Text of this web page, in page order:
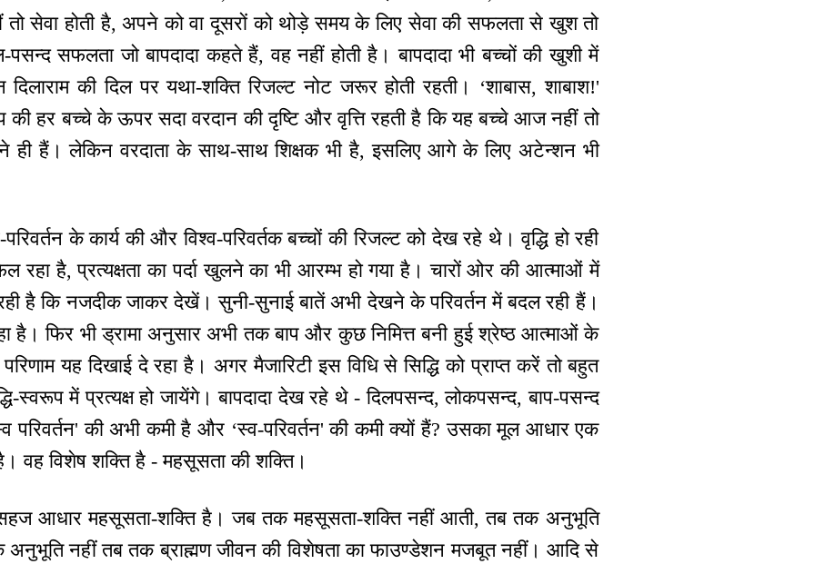
तो सेवा होती है, अपने को वा दूसरों को थोड़े समय के लिए सेवा की सफलता से खुश तो
सफलता जो बापदादा कहते हैं, वह नहीं होती है। बापदादा भी बच्चों की खुशी में
की दिल पर यथा-शक्ति रिजल्ट नोट जरूर होती रहती। ‘शाबास, शाबाश!'
की हर बच्चे के ऊपर सदा वरदान की दृष्टि और वृत्ति रहती है कि यह बच्चे आज नहीं तो
ही हैं। लेकिन वरदाता के साथ-साथ शिक्षक भी है, इसलिए आगे के लिए अटेन्शन भी
परिवर्तन के कार्य की और विश्व-परिवर्तक बच्चों की रिजल्ट को देख रहे थे। वृद्धि हो रही
रहा है, प्रत्यक्षता का पर्दा खुलने का भी आरम्भ हो गया है। चारों ओर की आत्माओं में
रही है कि नजदीक जाकर देखें। सुनी-सुनाई बातें अभी देखने के परिवर्तन में बदल रही हैं।
है। फिर भी ड्रामा अनुसार अभी तक बाप और कुछ निमित्त बनी हुई श्रेष्ठ आत्माओं के
यह दिखाई दे रहा है। अगर मैजारिटी इस विधि से सिद्धि को प्राप्त करें तो बहुत
स्वरूप में प्रत्यक्ष हो जायेंगे। बापदादा देख रहे थे - दिलपसन्द, लोकपसन्द, बाप-पसन्द
परिवर्तन' की अभी कमी है और ‘स्व-परिवर्तन' की कमी क्यों हैं? उसका मूल आधार एक
वह विशेष शक्ति है - महसूसता की शक्ति।
सहज आधार महसूसता-शक्ति है। जब तक महसूसता-शक्ति नहीं आती, तब तक अनुभूति
अनुभूति नहीं तब तक ब्राह्मण जीवन की विशेषता का फाउण्डेशन मजबूत नहीं। आदि से